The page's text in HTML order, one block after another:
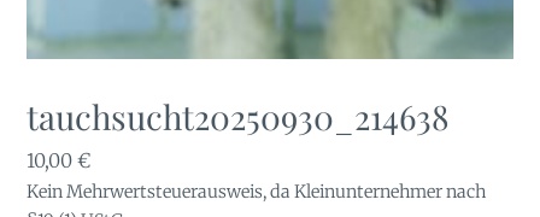
tauchsucht20250930_214638
10,00€
Kein Mehrwertsteuerausweis, da Kleinunternehmer nach